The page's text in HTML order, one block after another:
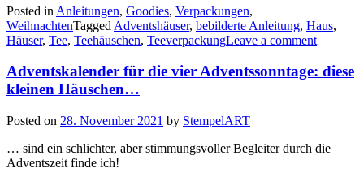
für
die
als
Posted in Anleitungen, Goodies, Verpackungen,
WeihnachtenTagged Adventshäuser, bebilderte Anleitung, Haus,
Häuser, Tee, Teehäuschen, TeeverpackungLeave a comment
Adventskalender für die vier Adventssonntage: diese
kleinen Häuschen…
Posted on 28. November 2021 by StempelART
… sind ein schlichter, aber stimmungsvoller Begleiter durch die
Adventszeit finde ich!